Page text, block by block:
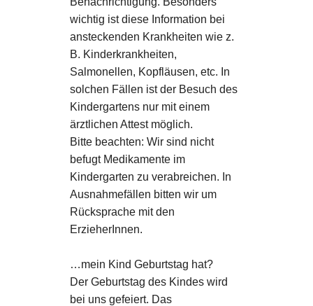
wichtig ist diese Information bei
ansteckenden Krankheiten wie z.
B. Kinderkrankheiten,
Salmonellen, Kopfläusen, etc. In
solchen Fällen ist der Besuch des
Kindergartens nur mit einem
ärztlichen Attest möglich.
Bitte beachten: Wir sind nicht
befugt Medikamente im
Kindergarten zu verabreichen. In
Ausnahmefällen bitten wir um
Rücksprache mit den
ErzieherInnen.
…mein Kind Geburtstag hat?
Der Geburtstag des Kindes wird
bei uns gefeiert. Das